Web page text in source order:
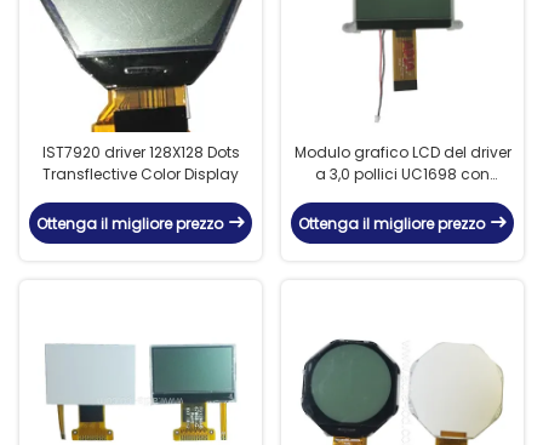
IST7920 driver 128X128 Dots
Transflective Color Display
Ottenga il migliore prezzo
Modulo grafico LCD del driver
a 3,0 pollici UC1698 con
Ottenga il migliore prezzo